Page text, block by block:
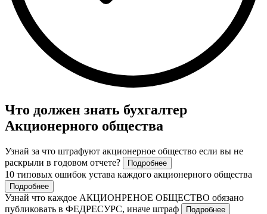
Что должен знать бухгалтер
Акционерного общества
Узнай за что штрафуют акционерное общество если вы не
раскрыли в годовом отчете?
Подробнее
10 типовых ошибок устава каждого акционерного общества
Подробнее
Узнай что каждое АКЦИОНРЕНОЕ ОБЩЕСТВО обязано
публиковать в ФЕДРЕСУРС, иначе штраф
Подробнее